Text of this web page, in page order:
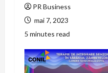
PR Business
mai 7, 2023
5 minutes read